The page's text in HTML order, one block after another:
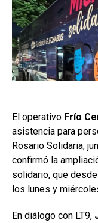
El operativo Frío
asistencia para
Rosario Solidaria,
confirmó la
solidario, que
los lunes y
En diálogo con LT9,